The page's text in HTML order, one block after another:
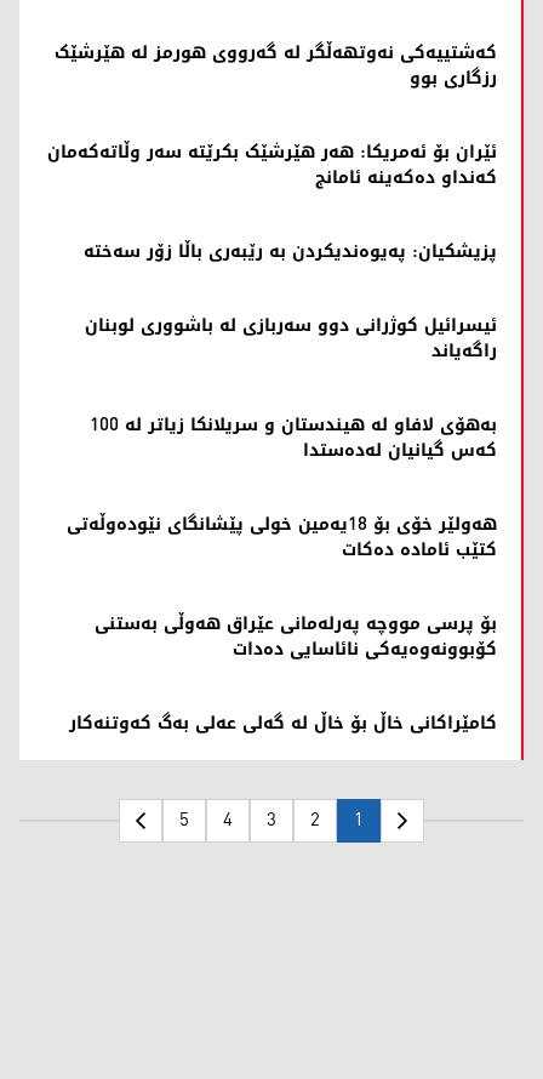
کەشتییەکی نەوتهەڵگر لە گەرووی هورمز لە هێرشێک
رزگاری بوو
ئێران بۆ ئەمریکا: هەر هێرشێک بکرێتە سەر وڵاتەکەمان
کەنداو دەکەینە ئامانج
پزیشکیان: پەیوەندیکردن بە رێبەری باڵا زۆر سەختە
ئیسرائیل کوژرانی دوو سەربازی لە باشووری لوبنان
راگەیاند
بەهۆی لافاو لە هیندستان و سریلانکا زیاتر لە 100
کەس گیانیان لەدەستدا
هەولێر خۆی بۆ 18یەمین خولی پێشانگای نێودەوڵەتی
کتێب ئامادە دەکات
بۆ پرسی مووچە پەرلەمانی عێراق هەوڵی بەستنی
کۆبوونەوەیەکی نائاسایی دەدات
کامێراکانی خاڵ بۆ خاڵ لە گەلی عەلی بەگ کەوتنەکار
1
2
3
4
5